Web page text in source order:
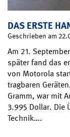
DAS ERSTE
Geschrieben am
Am 21.
später fand das
von Motorola
tragbaren
Gramm, war mit
3.995 Dollar. Die
Technik….